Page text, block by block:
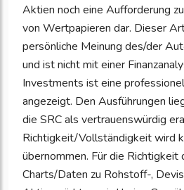
Aktien noch eine Aufforderung
von Wertpapieren dar. Dieser
persönliche Meinung des/der
und ist nicht mit einer
Investments ist eine
angezeigt. Den Ausführungen
die SRC als vertrauenswürdig
Richtigkeit/Vollständigkeit wird
übernommen. Für die
Charts/Daten zu Rohstoff-,